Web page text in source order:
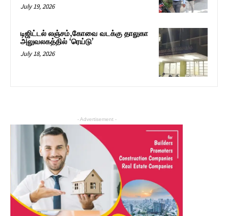
July 19, 2026
டிஜிட்டல் லஞ்சம்,கோவை வடக்கு தாலுகா
அலுவலகத்தில் ‘ரெய்டு’
July 18, 2026
- Advertisement -